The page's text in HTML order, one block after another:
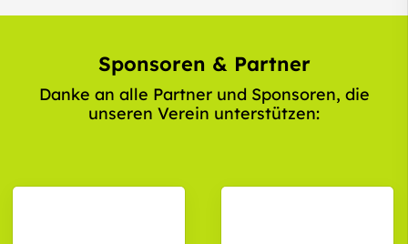
Sponsoren & Partner
Danke an alle Partner und Sponsoren, die
unseren Verein unterstützen: